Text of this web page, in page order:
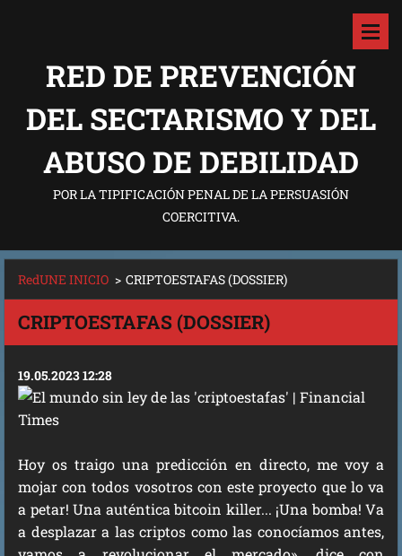
RED DE PREVENCIÓN
DEL SECTARISMO Y DEL
ABUSO DE DEBILIDAD
POR LA TIPIFICACIÓN PENAL DE LA PERSUASIÓN
COERCITIVA.
RedUNE INICIO > CRIPTOESTAFAS (DOSSIER)
CRIPTOESTAFAS (DOSSIER)
19.05.2023 12:28
Hoy os traigo una predicción en directo, me voy a
mojar con todos vosotros con este proyecto que lo va
a petar! Una auténtica bitcoin killer... ¡Una bomba! Va
a desplazar a las criptos como las conocíamos antes,